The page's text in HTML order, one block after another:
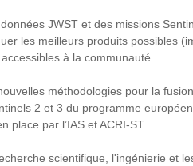
JWST et des missions
les meilleurs produits possibles
à la communauté.
méthodologies pour la
2 et 3 du programme
place par l’IAS et ACRI-ST.
scientifique, l'ingénierie et